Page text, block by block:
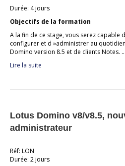
Durée: 4 jours
Objectifs de la formation
A la fin de ce stage, vous serez capable
configurer et d »administrer au
Domino version 8.5 et de clients Notes. …
Lire la suite
Lotus Domino v8/v8.5,
administrateur
Réf: LON
Durée: 2 jours